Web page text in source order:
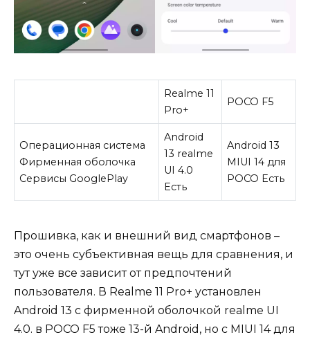
Realme 11
Pro+
POCO F5
Операционная система
Фирменная оболочка
Сервисы GooglePlay
Android
13 realme
UI 4.0
Есть
Android 13
MIUI 14 для
POCO Есть
Прошивка, как и внешний вид смартфонов –
это очень субъективная вещь для сравнения, и
тут уже все зависит от предпочтений
пользователя. В Realme 11 Pro+ установлен
Android 13 с фирменной оболочкой realme UI
4.0. в POCO F5 тоже 13-й Android, но с MIUI 14 для